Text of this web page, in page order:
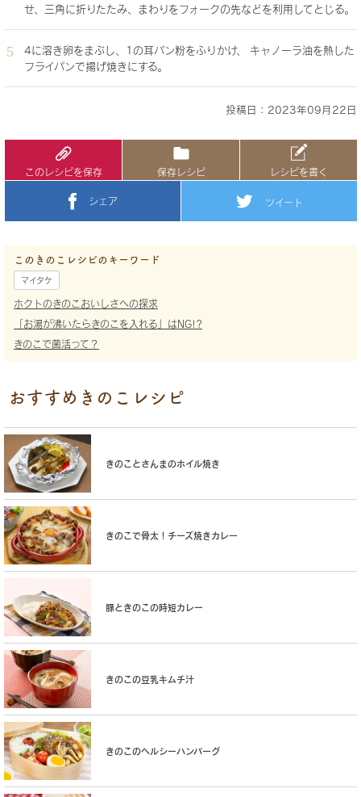
せ、三角に折りたたみ、まわりをフォークの先などを利用してとじる。
4に溶き卵をまぶし、1の耳パン粉をふりかけ、 キャノーラ油を熱した
フライパンで揚げ焼きにする。
投稿日：2023年09月22日
このレシピを保存 保存レシピ レシピを書く
シェア ツイート
このきのこレシピのキーワード
マイタケ
ホクトのきのこおいしさへの探求
「お湯が沸いたらきのこを入れる」はNG!?
きのこで菌活って？
おすすめきのこレシピ
きのことさんまのホイル焼き
きのこで骨太！チーズ焼きカレー
豚ときのこの時短カレー
きのこの豆乳キムチ汁
きのこのヘルシーハンバーグ